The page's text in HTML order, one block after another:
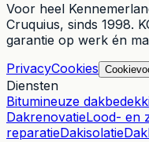
Voor heel
Cruquius, sinds 1998.
garantie op werk én
PrivacyCookies
Diensten
Bitumineuze
DakrenovatieLood- en
reparatieDakisolatie